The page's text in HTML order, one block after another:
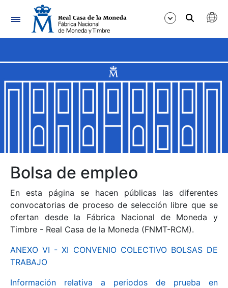
Navegación
Mostrar/Ocultar
Mostrar/Ocultar
Mostrar/Ocultar
Mostrar/Ocultar
Mostrar/Ocultar
Bolsa de empleo
En esta página se hacen públicas las diferentes
convocatorias de proceso de selección libre que se
ofertan desde la Fábrica Nacional de Moneda y
Timbre - Real Casa de la Moneda (FNMT-RCM).
ANEXO VI - XI CONVENIO COLECTIVO BOLSAS DE
TRABAJO
Información relativa a periodos de prueba en